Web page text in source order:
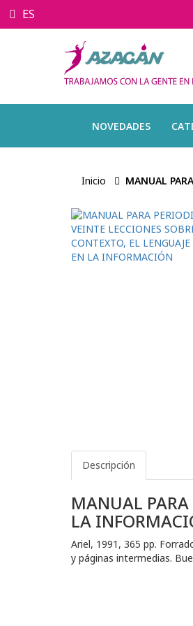
ES
NOVEDADES
Inicio MANUAL
Descripción
MANUAL PARA
LA
Ariel, 1991, 365 pp.
y páginas intermedias.